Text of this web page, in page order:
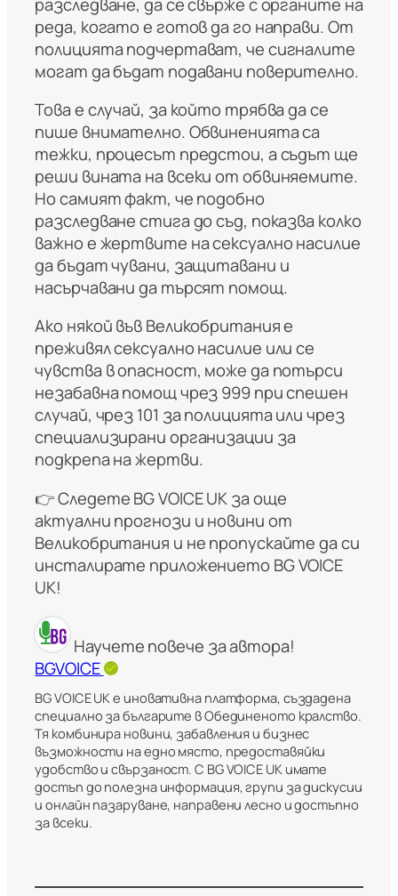
реда, когато е готов да го направи. От
полицията подчертават, че сигналите
могат да бъдат подавани поверително.
Това е случай, за който трябва да се
пише внимателно. Обвиненията са
тежки, процесът предстои, а съдът ще
реши вината на всеки от обвиняемите.
Но самият факт, че подобно
разследване стига до съд, показва колко
важно е жертвите на сексуално насилие
да бъдат чувани, защитавани и
насърчавани да търсят помощ.
Ако някой във Великобритания е
преживял сексуално насилие или се
чувства в опасност, може да потърси
незабавна помощ чрез 999 при спешен
случай, чрез 101 за полицията или чрез
специализирани организации за
подкрепа на жертви.
👉 Следете BG VOICE UK за още
актуални прогнози и новини от
Великобритания и не пропускайте да си
инсталирате приложението BG VOICE
UK!
Научете повече за автора!
BGVOICE
BG VOICE UK е иновативна платформа, създадена
специално за българите в Обединеното кралство.
Тя комбинира новини, забавления и бизнес
възможности на едно място, предоставяйки
удобство и свързаност. С BG VOICE UK имате
достъп до полезна информация, групи за дискусии
и онлайн пазаруване, направени лесно и достъпно
за всеки.